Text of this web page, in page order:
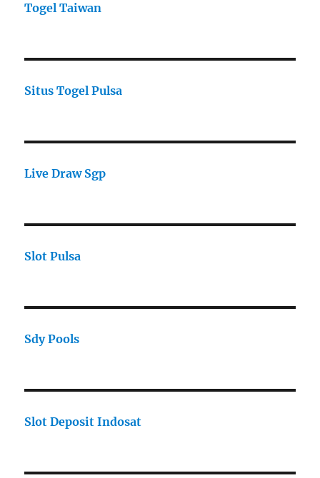
Togel Taiwan
Situs Togel Pulsa
Live Draw Sgp
Slot Pulsa
Sdy Pools
Slot Deposit Indosat